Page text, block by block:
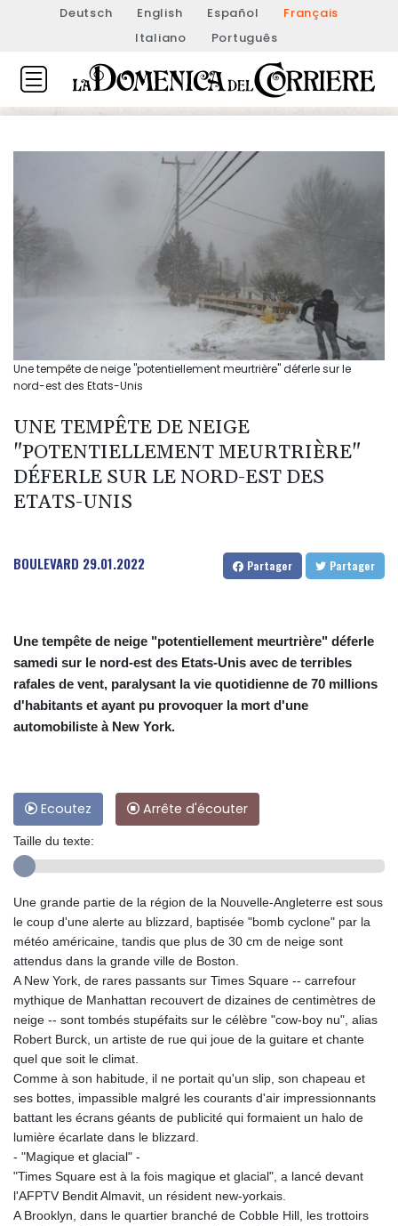
Deutsch English Español
Français
Italiano
Português
Une tempête de neige "potentiellement meurtrière" déferle sur le
nord-est des Etats-Unis
UNE TEMPÊTE DE NEIGE
"POTENTIELLEMENT MEURTRIÈRE"
DÉFERLE SUR LE NORD-EST DES
ETATS-UNIS
BOULEVARD 29.01.2022 Partager Partager
Une tempête de neige "potentiellement meurtrière" déferle
samedi sur le nord-est des Etats-Unis avec de terribles
rafales de vent, paralysant la vie quotidienne de 70 millions
d'habitants et ayant pu provoquer la mort d'une
automobiliste à New York.
Ecoutez Arrête d'écouter
Taille du texte:
Une grande partie de la région de la Nouvelle-Angleterre est sous
le coup d'une alerte au blizzard, baptisée "bomb cyclone" par la
météo américaine, tandis que plus de 30 cm de neige sont
attendus dans la grande ville de Boston.
A New York, de rares passants sur Times Square -- carrefour
mythique de Manhattan recouvert de dizaines de centimètres de
neige -- sont tombés stupéfaits sur le célèbre "cow-boy nu", alias
Robert Burck, un artiste de rue qui joue de la guitare et chante
quel que soit le climat.
Comme à son habitude, il ne portait qu'un slip, son chapeau et
ses bottes, impassible malgré les courants d'air impressionnants
battant les écrans géants de publicité qui formaient un halo de
lumière écarlate dans le blizzard.
- "Magique et glacial" -
"Times Square est à la fois magique et glacial", a lancé devant
l'AFPTV Bendit Almavit, un résident new-yorkais.
A Brooklyn, dans le quartier branché de Cobble Hill, les trottoirs